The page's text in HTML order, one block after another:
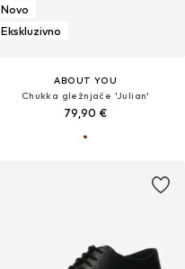
Novo
Ekskluzivno
ABOUT YOU
Chukka gležnjače 'Julian'
79,90 €